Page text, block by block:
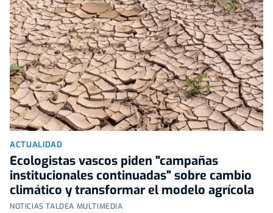
ACTUALIDAD
Ecologistas vascos piden "campañas
institucionales continuadas" sobre cambio
climático y transformar el modelo agrícola
NOTICIAS TALDEA MULTIMEDIA